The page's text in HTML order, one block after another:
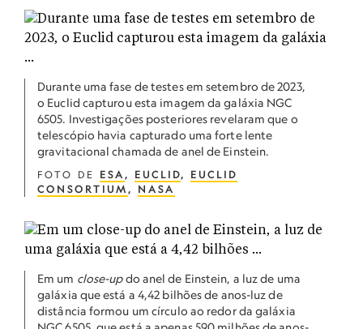
Durante uma fase de testes em setembro de 2023,
o Euclid capturou esta imagem da galáxia NGC
6505. Investigações posteriores revelaram que o
telescópio havia capturado uma forte lente
gravitacional chamada de anel de Einstein.
FOTO DE ESA , EUCLID, EUCLID
CONSORTIUM , NASA
Em um close-updo anel de Einstein, a luz de uma
galáxia que está a 4,42 bilhões de anos-luz de
distância formou um círculo ao redor da galáxia